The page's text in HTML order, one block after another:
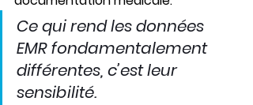
Ce qui rend les données
EMR fondamentalement
différentes, c’est leur
sensibilité.